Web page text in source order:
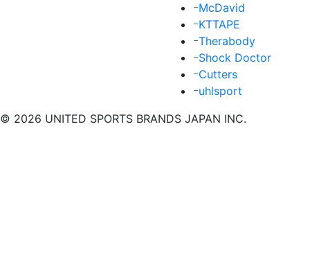
ｰMcDavid
ｰKTTAPE
ｰTherabody
ｰShock Doctor
ｰCutters
ｰuhlsport
© 2026 UNITED SPORTS BRANDS JAPAN INC.